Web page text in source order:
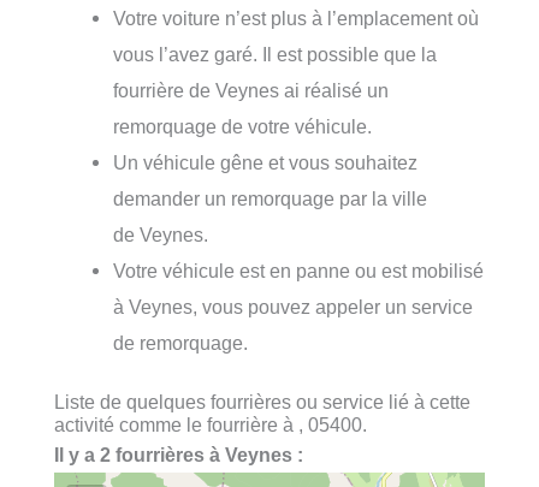
Votre voiture n’est plus à l’emplacement où
vous l’avez garé. Il est possible que la
fourrière de Veynes ai réalisé un
remorquage de votre véhicule.
Un véhicule gêne et vous souhaitez
demander un remorquage par la ville
de Veynes.
Votre véhicule est en panne ou est mobilisé
à Veynes, vous pouvez appeler un service
de remorquage.
Liste de quelques fourrières ou service lié à cette
activité comme le fourrière à , 05400.
Il y a 2 fourrières à Veynes :